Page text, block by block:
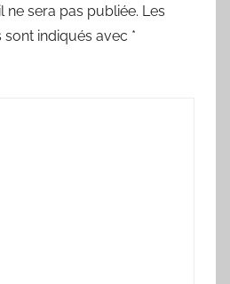
ne sera pas publiée. Les
indiqués avec *